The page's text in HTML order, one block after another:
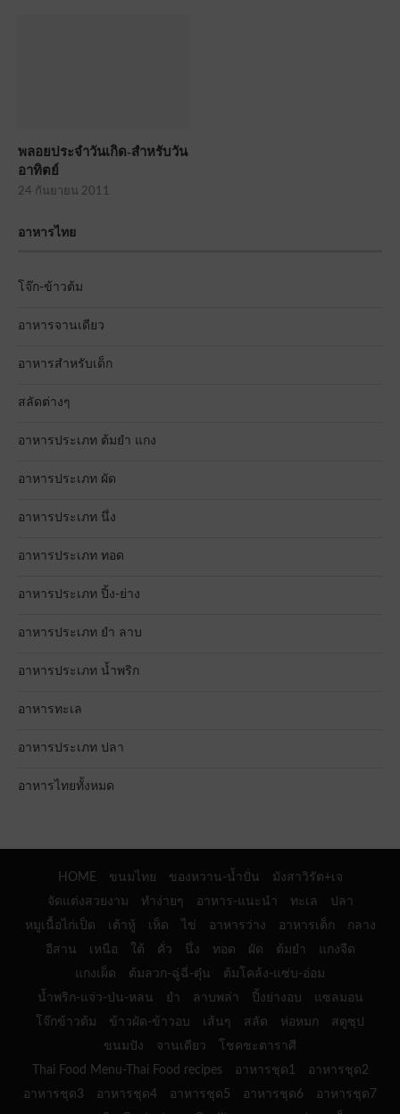
พลอยประจำวันเกิด-สำหรับวัน
อาทิตย์
24 กันยายน 2011
อาหารไทย
โจ๊ก-ข้าวต้ม
อาหารจานเดียว
อาหารสำหรับเด็ก
สลัดต่างๆ
อาหารประเภท ต้มยำ แกง
อาหารประเภท ผัด
อาหารประเภท นึ่ง
อาหารประเภท ทอด
อาหารประเภท ปิ้ง-ย่าง
อาหารประเภท ยำ ลาบ
อาหารประเภท น้ำพริก
อาหารทะเล
อาหารประเภท ปลา
อาหารไทยทั้งหมด
HOME ขนมไทย ของหวาน-น้ำปั่น
มังสาวิรัต+เจ
จัดแต่งสวยงาม
ทำง่ายๆ อาหาร-แนะนำ ทะเล
ปลา
หมูเนื้อไก่เป็ด
เต้าหู้ เห็ด ไข่ อาหารว่าง อาหารเด็ก
กลาง
อีสาน
เหนือ ใต้ คั่ว นึ่ง ทอด ผัด ต้มยำ
แกงจืด
แกงเผ็ด
ต้มลวก-ฉู่ฉี่-ตุ๋น
ต้มโคล้ง-แซ่บ-อ่อม
น้ำพริก-แจ่ว-ป่น-หลน
ยำ ลาบพล่า ปิ้งย่างอบ
แซลมอน
โจ๊กข้าวต้ม
ข้าวผัด-ข้าวอบ เส้นๆ สลัด ห่อหมก
สตูซุป
ขนมปัง
จานเดียว
โชคชะตาราศี
Thai Food Menu-Thai Food recipes
อาหารชุด1
อาหารชุด2
อาหารชุด3
อาหารชุด4 อาหารชุด5 อาหารชุด6
อาหารชุด7